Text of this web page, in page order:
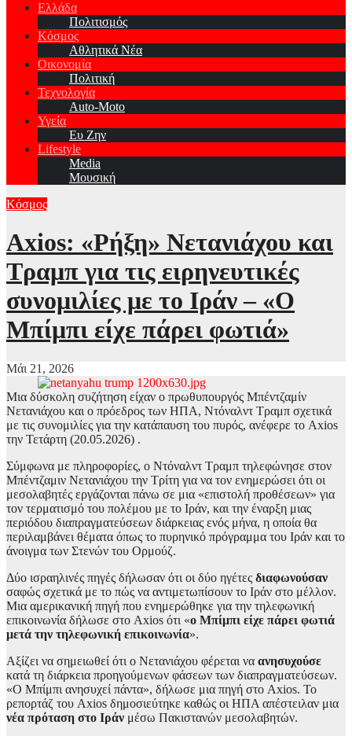
Ελλάδα
Πολιτισμός
Κόσμος
Αθλητικά Νέα
Οικονομία
Πολιτική
Τεχνολογία
Auto-Moto
Υγεία
Ευ Ζην
Lifestyle
Media
Μουσική
Κόσμος
Axios: «Ρήξη» Νετανιάχου και
Τραμπ για τις ειρηνευτικές
συνομιλίες με το Ιράν – «Ο
Μπίμπι είχε πάρει φωτιά»
Μάι 21, 2026
Μια δύσκολη συζήτηση είχαν ο πρωθυπουργός Μπέντζαμίν
Νετανιάχου και ο πρόεδρος των ΗΠΑ, Ντόναλντ Τραμπ σχετικά
με τις συνομιλίες για την κατάπαυση του πυρός, ανέφερε το Axios
την Τετάρτη (20.05.2026) .
Σύμφωνα με πληροφορίες, ο Ντόναλντ Τραμπ τηλεφώνησε στον
Μπέντζαμιν Νετανιάχου την Τρίτη για να τον ενημερώσει ότι οι
μεσολαβητές εργάζονται πάνω σε μια «επιστολή προθέσεων» για
τον τερματισμό του πολέμου με το Ιράν, και την έναρξη μιας
περιόδου διαπραγματεύσεων διάρκειας ενός μήνα, η οποία θα
περιλαμβάνει θέματα όπως το πυρηνικό πρόγραμμα του Ιράν και το
άνοιγμα των Στενών του Ορμούζ.
Δύο ισραηλινές πηγές δήλωσαν ότι οι δύο ηγέτες διαφωνούσαν
σαφώς σχετικά με το πώς να αντιμετωπίσουν το Ιράν στο μέλλον.
Μια αμερικανική πηγή που ενημερώθηκε για την τηλεφωνική
επικοινωνία δήλωσε στο Axios ότι «ο Μπίμπι είχε πάρει φωτιά
μετά την τηλεφωνική επικοινωνία».
Αξίζει να σημειωθεί ότι ο Νετανιάχου φέρεται να ανησυχούσε
κατά τη διάρκεια προηγούμενων φάσεων των διαπραγματεύσεων.
«Ο Μπίμπι ανησυχεί πάντα», δήλωσε μια πηγή στο Axios. Το
ρεπορτάζ του Axios δημοσιεύτηκε καθώς οι ΗΠΑ απέστειλαν μια
νέα πρόταση στο Ιράν μέσω Πακιστανών μεσολαβητών.